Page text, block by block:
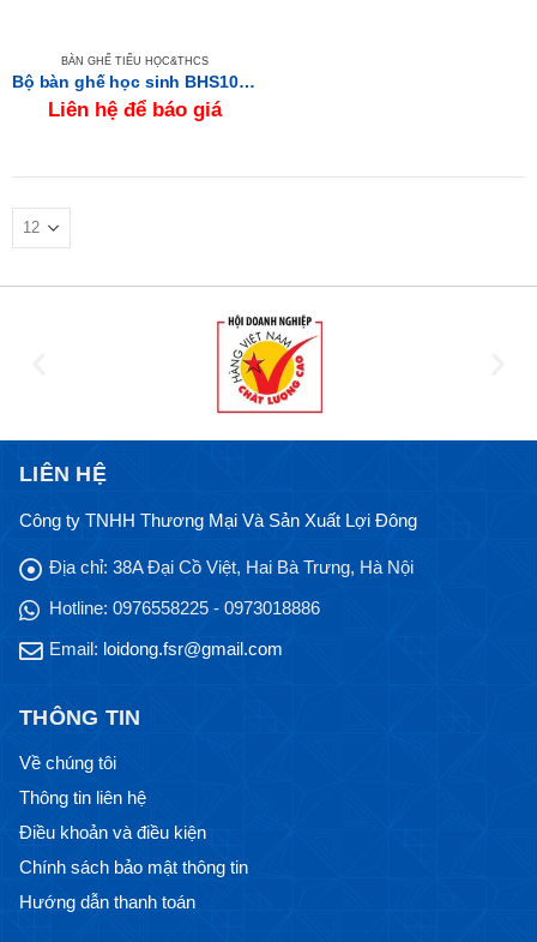
BÀN GHẾ TIỂU HỌC&THCS
Bộ bàn ghế học sinh BHS106 + GHS106
Liên hệ để báo giá
LIÊN HỆ
Công ty TNHH Thương Mại Và Sản Xuất Lợi Đông
Địa chỉ: 38A Đại Cồ Việt, Hai Bà Trưng, Hà Nội
Hotline: 0976558225 - 0973018886
Email: loidong.fsr@gmail.com
THÔNG TIN
Về chúng tôi
Thông tin liên hệ
Điều khoản và điều kiện
Chính sách bảo mật thông tin
Hướng dẫn thanh toán